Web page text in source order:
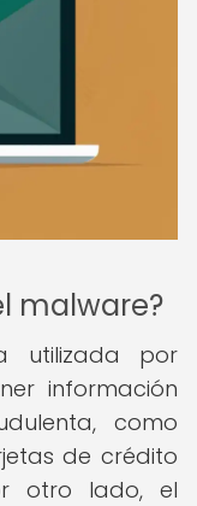
malware?
utilizada por
información
como
de crédito
otro lado, el